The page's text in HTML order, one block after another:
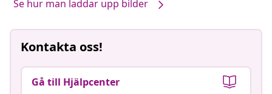
Se hur man laddar upp bilder
Kontakta oss!
Gå till Hjälpcenter